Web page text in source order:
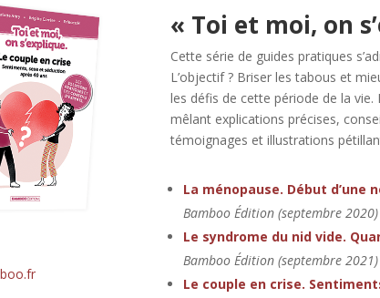
« Toi et moi, on
Cette série de guides pratiques
L’objectif ? Briser les tabous et
les défis de cette période de la
mêlant explications précises,
témoignages et illustrations
La ménopause. Début d’une
Bamboo Édition (septembre 2020)
Le syndrome du nid vide.
Bamboo Édition (septembre 2021)
Le couple en crise.